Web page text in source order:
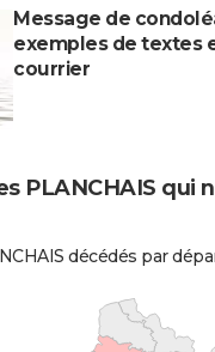
Message de
exemples de textes
courrier
PLANCHAIS qui
décédés par